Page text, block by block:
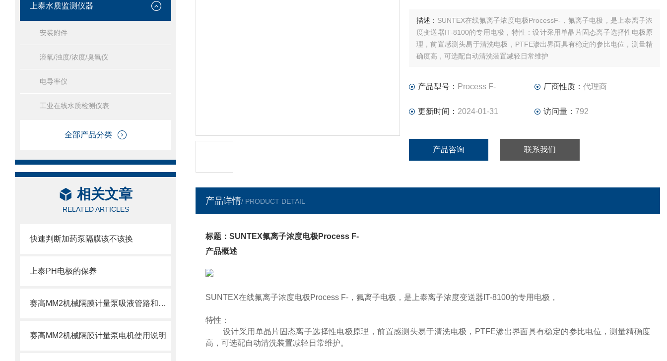
上泰水质监测仪器
安装附件
溶氧/浊度/浓度/臭氧仪
电导率仪
工业在线水质检测仪表
全部产品分类
相关文章
RELATED ARTICLES
快速判断加药泵隔膜该不该换
上泰PH电极的保养
赛高MM2机械隔膜计量泵吸液管路和排液管路安装注意事项
赛高MM2机械隔膜计量泵电机使用说明
描述： SUNTEX在线氟离子浓度电极ProcessF-，氟离子电极，是上泰离子浓
度变送器IT-8100的专用电极，特性：设计采用单晶片固态离子选择性电极原
理，前置感测头易于清洗电极，PTFE渗出界面具有稳定的参比电位，测量精
确度高，可选配自动清洗装置减轻日常维护
产品型号： Process F- 厂商性质： 代理商
更新时间： 2024-01-31 访问量： 792
产品咨询 联系我们
产品详情/ PRODUCT DETAIL
标题：SUNTEX氟离子浓度电极Process F-
产品概述
SUNTEX在线氟离子浓度电极Process F-，氟离子电极，是上泰离子浓度变送器IT-8100的专用电极，
特性：
设计采用单晶片固态离子选择性电极原理，前置感测头易于清洗电极，PTFE渗出界面具有稳定的参比电位，测量精确度
高，可选配自动清洗装置减轻日常维护。